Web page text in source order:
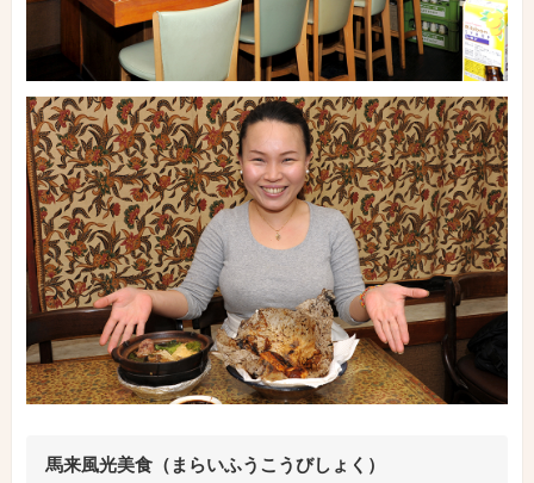
馬来風光美食（まらいふうこうびしょく）